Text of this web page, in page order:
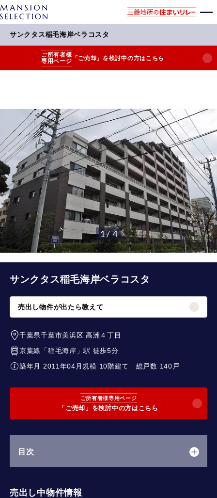
サンクタス稲毛海岸ベラコスタ
ご所有者様
専用ページ 「ご売却」を検討中の方はこちら
1 / 4
サンクタス稲毛海岸ベラコスタ
売出し物件が出たら教えて
千葉県千葉市美浜区 高洲４丁目
京葉線
「稲毛海岸 」駅 徒歩5分
築年月 2011年04月規模 10階建て 総戸数 140戸
ご所有者様専用ページ
「ご売却」を検討中の方はこちら
目次
売出し中物件情報